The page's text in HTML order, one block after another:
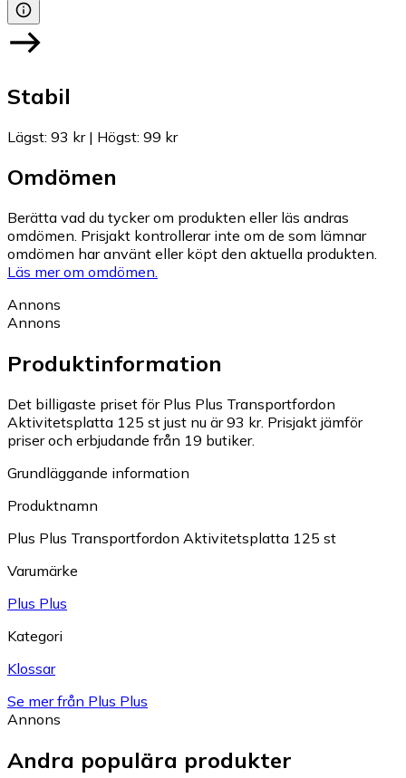
Stabil
Lägst: 93 kr| Högst: 99 kr
Omdömen
Berätta vad du tycker om produkten eller läs andras
omdömen. Prisjakt kontrollerar inte om de som lämnar
omdömen har använt eller köpt den aktuella produkten.
Läs mer om omdömen.
Annons
Annons
Produktinformation
Det billigaste priset för Plus Plus Transportfordon
Aktivitetsplatta 125 st just nu är 93 kr. Prisjakt jämför
priser och erbjudande från 19 butiker.
Grundläggande information
Produktnamn
Plus Plus Transportfordon Aktivitetsplatta 125 st
Varumärke
Plus Plus
Kategori
Klossar
Se mer från Plus Plus
Annons
Andra populära produkter